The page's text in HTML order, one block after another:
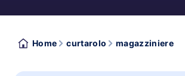
Home curtarolo magazziniere